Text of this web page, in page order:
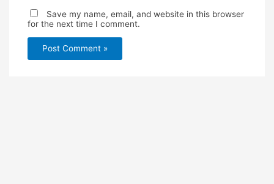
Save my name, email, and website in this browser
for the next time I comment.